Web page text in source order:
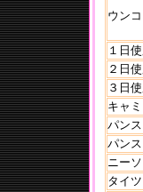
ウン
１日
２日
３日
キャ
パンス
パン
ニー
タイ